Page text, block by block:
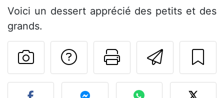
Voici un dessert apprécié des petits et des
grands.
Imprimer
Poser une
Publier votre photo de